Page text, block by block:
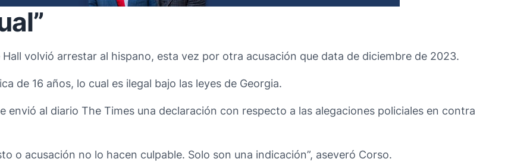
volvió arrestar al hispano, esta vez por otra acusación que data de diciembre de 2023.
de 16 años, lo cual es ilegal bajo las leyes de Georgia.
al diario The Times una declaración con respecto a las alegaciones policiales en contra
o acusación no lo hacen culpable. Solo son una indicación”, aseveró Corso.